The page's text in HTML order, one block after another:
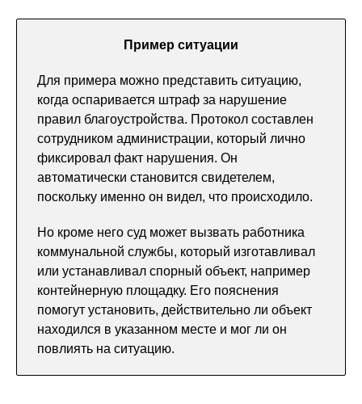
Пример ситуации
Для примера можно представить ситуацию,
когда оспаривается штраф за нарушение
правил благоустройства. Протокол составлен
сотрудником администрации, который лично
фиксировал факт нарушения. Он
автоматически становится свидетелем,
поскольку именно он видел, что происходило.
Но кроме него суд может вызвать работника
коммунальной службы, который изготавливал
или устанавливал спорный объект, например
контейнерную площадку. Его пояснения
помогут установить, действительно ли объект
находился в указанном месте и мог ли он
повлиять на ситуацию.